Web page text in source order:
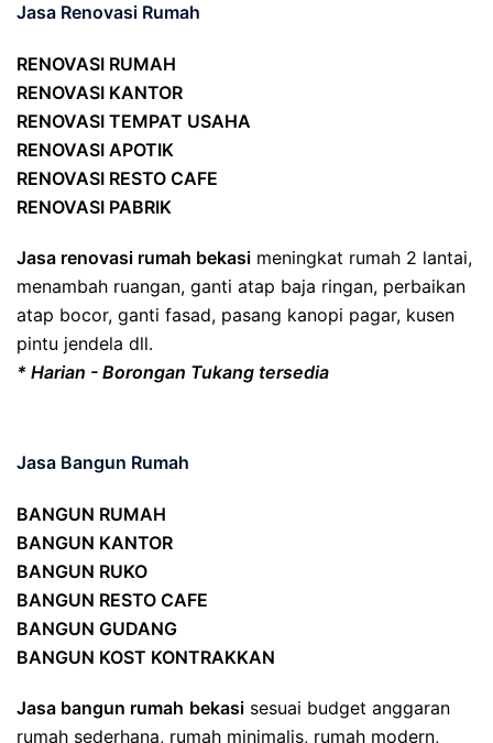
Jasa Renovasi Rumah
RENOVASI RUMAH
RENOVASI KANTOR
RENOVASI TEMPAT USAHA
RENOVASI APOTIK
RENOVASI RESTO CAFE
RENOVASI PABRIK
Jasa renovasi rumah bekasi meningkat rumah 2 lantai,
menambah ruangan, ganti atap baja ringan, perbaikan
atap bocor, ganti fasad, pasang kanopi pagar, kusen
pintu jendela dll.
* Harian - Borongan Tukang tersedia
Jasa Bangun Rumah
BANGUN RUMAH
BANGUN KANTOR
BANGUN RUKO
BANGUN RESTO CAFE
BANGUN GUDANG
BANGUN KOST KONTRAKKAN
Jasa bangun rumah bekasi sesuai budget anggaran
rumah sederhana, rumah minimalis, rumah modern,